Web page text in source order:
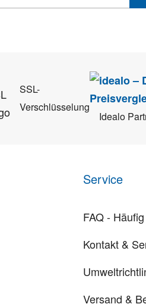
SSL-
Verschlüsselung
Idealo
Service
FAQ -
Kontakt &
Versand &